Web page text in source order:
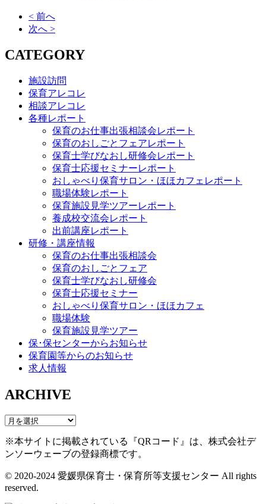
< 前へ
次へ >
CATEGORY
施設訪問
保育アレコレ
相談アレコレ
各種レポート
保育のお仕事出張相談会レポート
保育のおしごとフェアレポート
保育士学びなおし研修会レポート
保育士応援セミナーレポート
おしゃべり保育サロン・ほほカフェレポート
職場体験レポート
保育施設見学ツアーレポート
養成校交流会レポート
出前講座レポート
研修・講座情報
保育のお仕事出張相談会
保育のおしごとフェア
保育士学びなおし研修会
保育士応援セミナー
おしゃべり保育サロン・ほほカフェ
職場体験
保育施設見学ツアー
保･保センターからお知らせ
保育園等からのお知らせ
求人情報
ARCHIVE
※本サイトに掲載されている『QRコード』は、株式会社デ
ンソーウェーブの登録商標です。
© 2020-2024 愛媛県保育士・保育所等支援センター All rights
reserved.